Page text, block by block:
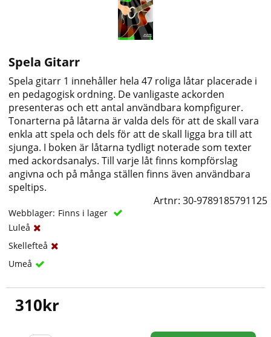
Spela Gitarr
Spela gitarr 1 innehåller hela 47 roliga låtar placerade i
en pedagogisk ordning. De vanligaste ackorden
presenteras och ett antal användbara kompfigurer.
Tonarterna på låtarna är valda dels för att de skall vara
enkla att spela och dels för att de skall ligga bra till att
sjunga. I boken är låtarna tydligt noterade som texter
med ackordsanalys. Till varje låt finns kompförslag
angivna och på många ställen finns även användbara
speltips.
Artnr:30-9789185791125
Webblager: Finns i lager
Luleå
Skellefteå
Umeå
310kr